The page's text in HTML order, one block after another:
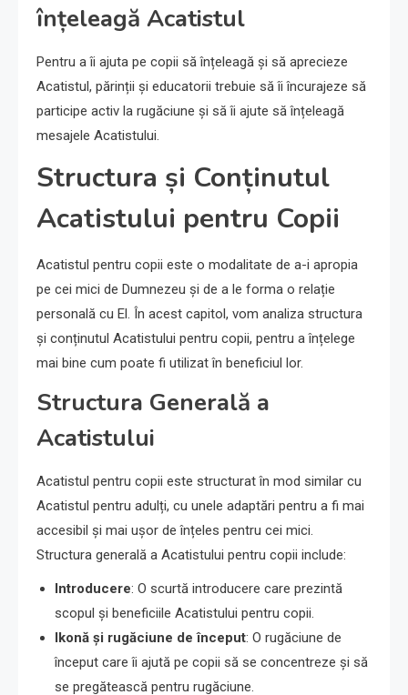
înțeleagă Acatistul
Pentru a îi ajuta pe copii să înțeleagă și să aprecieze
Acatistul, părinții și educatorii trebuie să îi încurajeze să
participe activ la rugăciune și să îi ajute să înțeleagă
mesajele Acatistului.
Structura și Conținutul
Acatistului pentru Copii
Acatistul pentru copii este o modalitate de a-i apropia
pe cei mici de Dumnezeu și de a le forma o relație
personală cu El. În acest capitol, vom analiza structura
și conținutul Acatistului pentru copii, pentru a înțelege
mai bine cum poate fi utilizat în beneficiul lor.
Structura Generală a
Acatistului
Acatistul pentru copii este structurat în mod similar cu
Acatistul pentru adulți, cu unele adaptări pentru a fi mai
accesibil și mai ușor de înțeles pentru cei mici.
Structura generală a Acatistului pentru copii include:
Introducere: O scurtă introducere care prezintă
scopul și beneficiile Acatistului pentru copii.
Ikonă și rugăciune de început: O rugăciune de
început care îi ajută pe copii să se concentreze și să
se pregătească pentru rugăciune.